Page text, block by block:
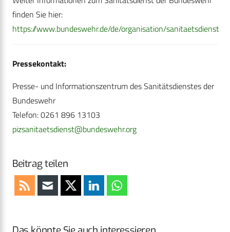
finden Sie hier:
https://www.bundeswehr.de/de/organisation/sanitaetsdienst
Pressekontakt:
Presse- und Informationszentrum des Sanitätsdienstes der
Bundeswehr
Telefon: 0261 896 13103
pizsanitaetsdienst@bundeswehr.org
Beitrag teilen